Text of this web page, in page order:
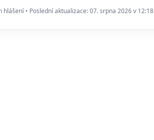
hlášení • Poslední aktualizace: 07. srpna 2026 v 12:18